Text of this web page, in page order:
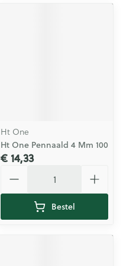
Ht One
Ht One Pennaald 4 Mm 100
€ 14,33
Bestel